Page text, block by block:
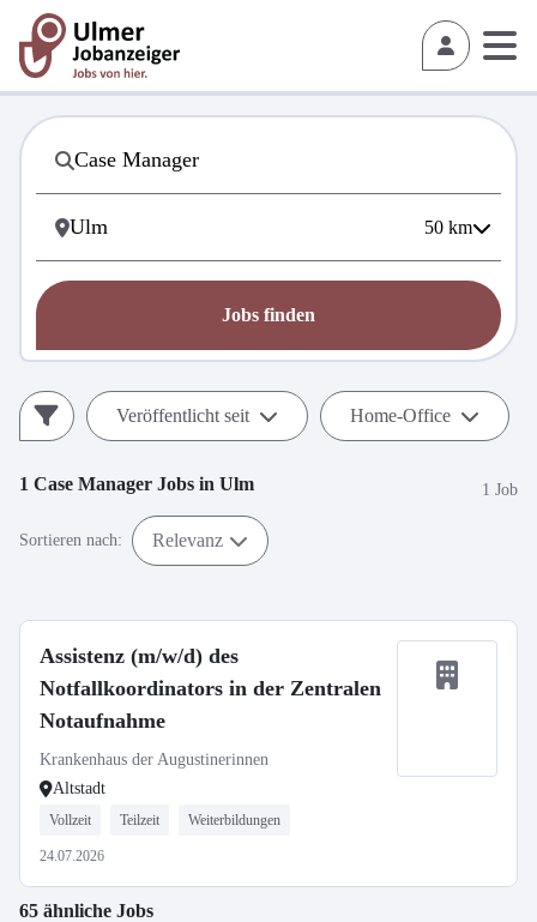
50 km
Jobs finden
Veröffentlicht seit Home-Office
1 Case Manager Jobs in Ulm 1 Job
Sortieren nach: Relevanz
Assistenz (m/w/d) des
Notfallkoordinators in der Zentralen
Notaufnahme
Krankenhaus der Augustinerinnen
Altstadt
Vollzeit Teilzeit Weiterbildungen
24.07.2026
65 ähnliche Jobs